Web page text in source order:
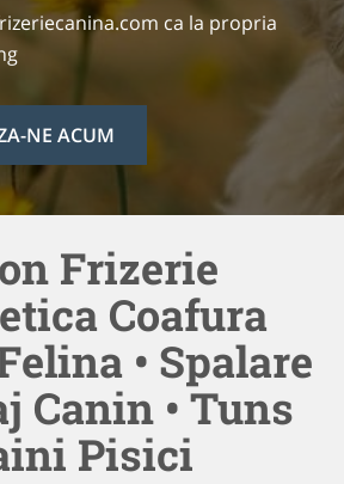
ca la propria
NE ACUM
Frizerie
Coafura
• Spalare
Canin • Tuns
Pisici